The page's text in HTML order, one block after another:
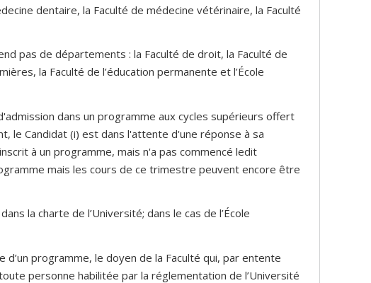
dentaire, la Faculté de médecine vétérinaire, la Faculté
pas de départements : la Faculté de droit, la Faculté de
la Faculté de l’éducation permanente et l’École
dans un programme aux cycles supérieurs offert
le Candidat (i) est dans l'attente d'une réponse à sa
à un programme, mais n'a pas commencé ledit
mais les cours de ce trimestre peuvent encore être
la charte de l’Université; dans le cas de l’École
programme, le doyen de la Faculté qui, par entente
personne habilitée par la réglementation de l’Université